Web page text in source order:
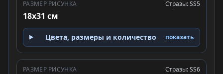
РАЗМЕР РИСУНКА
18x31 см
Стразы: SS5
Цвета, размеры и количество показать
РАЗМЕР РИСУНКА Стразы: SS6